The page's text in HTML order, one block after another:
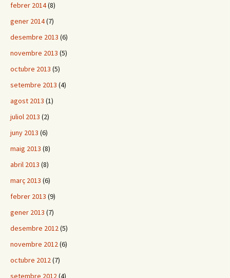
febrer 2014(8)
gener 2014(7)
desembre 2013 (6)
novembre 2013 (5)
octubre 2013 (5)
setembre 2013 (4)
agost 2013 (1)
juliol 2013 (2)
juny 2013 (6)
maig 2013 (8)
abril 2013 (8)
març 2013 (6)
febrer 2013 (9)
gener 2013 (7)
desembre 2012(5)
novembre 2012(6)
octubre 2012(7)
setembre 2012(4)